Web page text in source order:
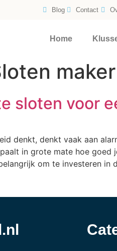
Blog Contact
Home
maker
sloten voor
denkt, denkt vaak aan
in grote mate hoe goed
om te investeren in